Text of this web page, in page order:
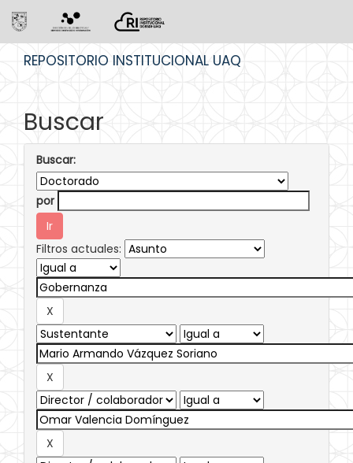
REPOSITORIO INSTITUCIONAL UAQ
Buscar
Buscar:
por
Filtros actuales: